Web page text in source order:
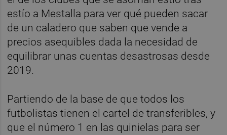
estío a Mestalla para ver qué pueden sacar
de un caladero que saben que vende a
precios asequibles dada la necesidad de
equilibrar unas cuentas desastrosas desde
2019.
Partiendo de la base de que todos los
futbolistas tienen el cartel de transferibles, y
que el número 1 en las quinielas para ser